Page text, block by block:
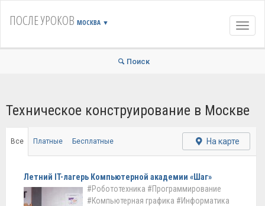
ПОСЛЕ УРОКОВ МОСКВА ▼
Поиск
Техническое конструирование в Москве
Все Платные Бесплатные На карте
Летний IT-лагерь Компьютерной академии «Шаг»
#Робототехника #Программирование
#Компьютерная графика #Информатика